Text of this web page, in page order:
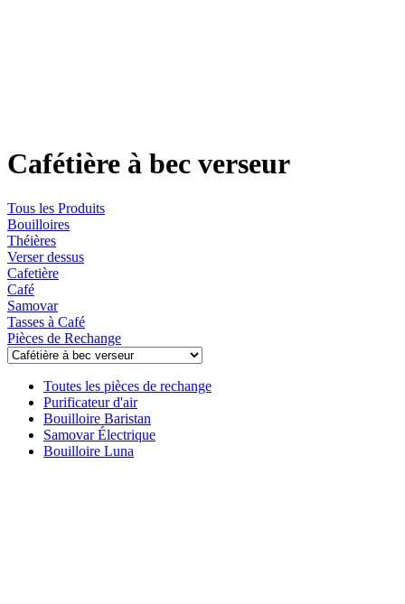
Cafétière à bec verseur
Tous les Produits
Bouilloires
Théières
Verser dessus
Cafetière
Café
Samovar
Tasses à Café
Pièces de Rechange
Toutes les pièces de rechange
Purificateur d'air
Bouilloire Baristan
Samovar Électrique
Bouilloire Luna